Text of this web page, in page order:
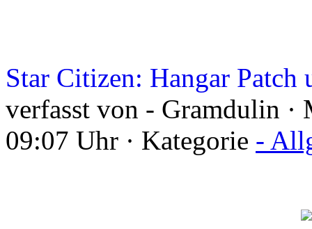
Star Citizen: Hangar
verfasst von - Gramdulin ·
09:07 Uhr · Kategorie -